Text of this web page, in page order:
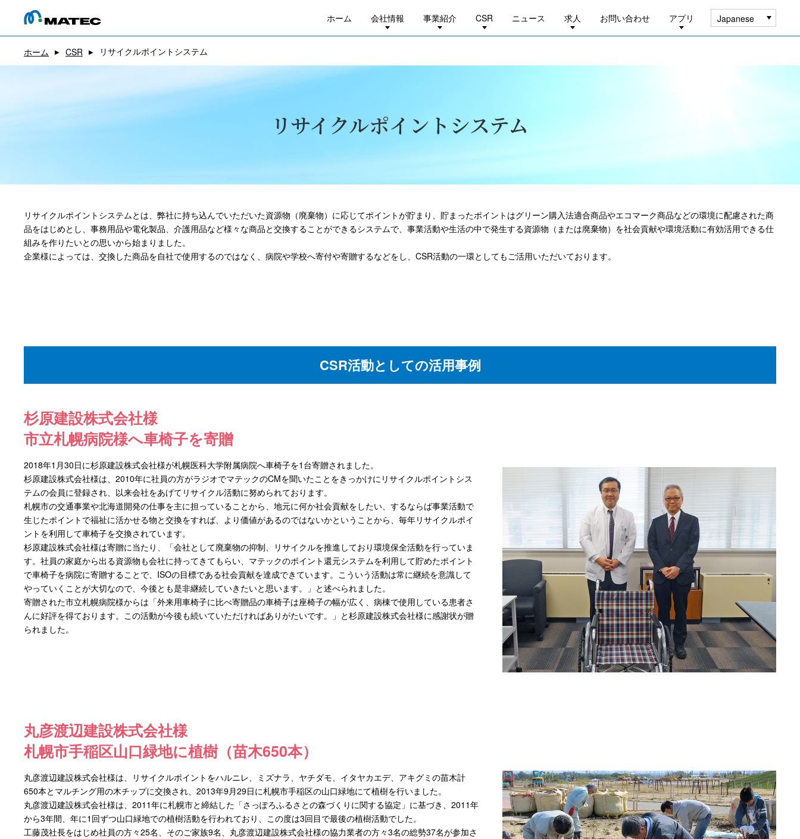
ホーム 会社情報 事業紹介 CSR ニュース 求人 お問い合わせ アプリ Japanese
ホーム ▶ CSR ▶ リサイクルポイントシステム
リサイクルポイントシステム
リサイクルポイントシステムとは、弊社に持ち込んでいただいた資源物（廃棄物）に応じてポイントが貯まり、貯まったポイントはグリーン購入法適合商品やエコマーク商品などの環境に配慮された商
品をはじめとし、事務用品や電化製品、介護用品など様々な商品と交換することができるシステムで、事業活動や生活の中で発生する資源物（または廃棄物）を社会貢献や環境活動に有効活用できる仕
組みを作りたいとの思いから始まりました。
企業様によっては、交換した商品を自社で使用するのではなく、病院や学校へ寄付や寄贈するなどをし、CSR活動の一環としてもご活用いただいております。
CSR活動としての活用事例
杉原建設株式会社様
市立札幌病院様へ車椅子を寄贈
2018年1月30日に杉原建設株式会社様が札幌医科大学附属病院へ車椅子を1台寄贈されました。
杉原建設株式会社様は、2010年に社員の方がラジオでマテックのCMを聞いたことをきっかけにリサイクルポイントシス
テムの会員に登録され、以来会社をあげてリサイクル活動に努められております。
札幌市の交通事業や北海道開発の仕事を主に担っていることから、地元に何か社会貢献をしたい、するならば事業活動で
生じたポイントで福祉に活かせる物と交換をすれば、より価値があるのではないかということから、毎年リサイクルポイ
ントを利用して車椅子を交換されています。
杉原建設株式会社様は寄贈に当たり、「会社として廃棄物の抑制、リサイクルを推進しており環境保全活動を行っていま
す。社員の家庭から出る資源物も会社に持ってきてもらい、マテックのポイント還元システムを利用して貯めたポイント
で車椅子を病院に寄贈することで、ISOの目標である社会貢献を達成できています。こういう活動は常に継続を意識して
やっていくことが大切なので、今後とも是非継続していきたいと思います。」と述べられました。
寄贈された市立札幌病院様からは「外来用車椅子に比べ寄贈品の車椅子は座椅子の幅が広く、病棟で使用している患者さ
んに好評を得ております。この活動が今後も続いていただければありがたいです。」と杉原建設株式会社様に感謝状が贈
られました。
丸彦渡辺建設株式会社様
札幌市手稲区山口緑地に植樹（苗木650本）
丸彦渡辺建設株式会社様は、リサイクルポイントをハルニレ、ミズナラ、ヤチダモ、イタヤカエデ、アキグミの苗木計
650本とマルチング用の木チップに交換され、2013年9月29日に札幌市手稲区の山口緑地にて植樹を行いました。
丸彦渡辺建設株式会社様は、2011年に札幌市と締結した「さっぽろふるさとの森づくりに関する協定」に基づき、2011年
から3年間、年に1回ずつ山口緑地での植樹活動を行われており、この度は3回目で最後の植樹活動でした。
工藤茂社長をはじめ社員の方々25名、そのご家族9名、丸彦渡辺建設株式会社様の協力業者の方々3名の総勢37名が参加さ